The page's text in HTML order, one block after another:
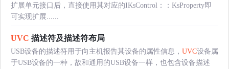
扩展单元接口后，直接使用其对应的IKsControl：：KsProperty即
可实现扩展......
UVC 描述符及描述符布局
USB设备的描述符用于向主机报告其设备的属性信息， UVC设备属
于USB设备的一种，故和通用的USB设备一样，也包含设备描述